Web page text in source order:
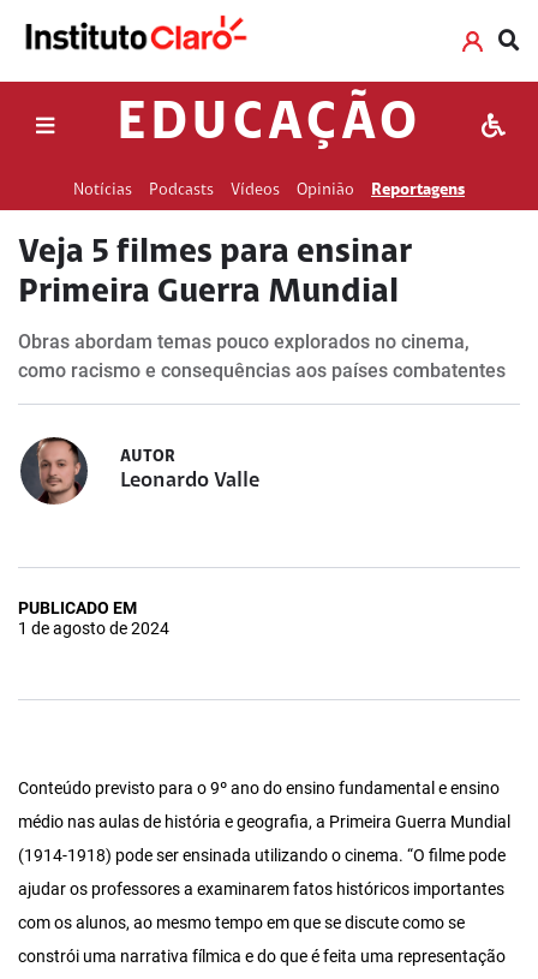
EDUCAÇÃO
Notícias Podcasts Vídeos Opinião Reportagens
Veja 5 filmes para ensinar
Primeira Guerra Mundial
Obras abordam temas pouco explorados no cinema,
como racismo e consequências aos países combatentes
AUTOR
Leonardo Valle
PUBLICADO EM
1 de agosto de 2024
Conteúdo previsto para o 9º ano do ensino fundamental e ensino
médio nas aulas de história e geografia, a Primeira Guerra Mundial
(1914-1918) pode ser ensinada utilizando o cinema. “O filme pode
ajudar os professores a examinarem fatos históricos importantes
com os alunos, ao mesmo tempo em que se discute como se
constrói uma narrativa fílmica e do que é feita uma representação